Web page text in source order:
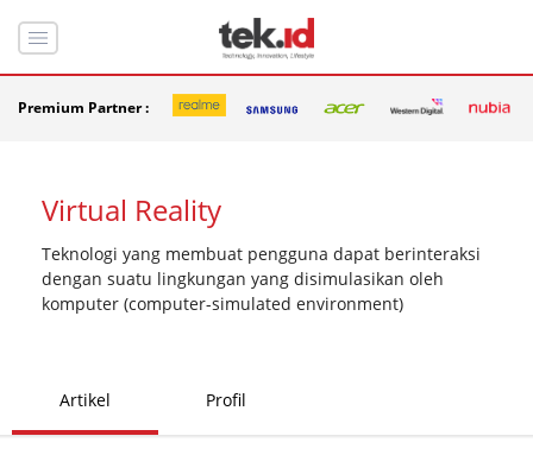
Premium Partner :
Virtual Reality
Teknologi yang membuat pengguna dapat berinteraksi
dengan suatu lingkungan yang disimulasikan oleh
komputer (computer-simulated environment)
Artikel Profil